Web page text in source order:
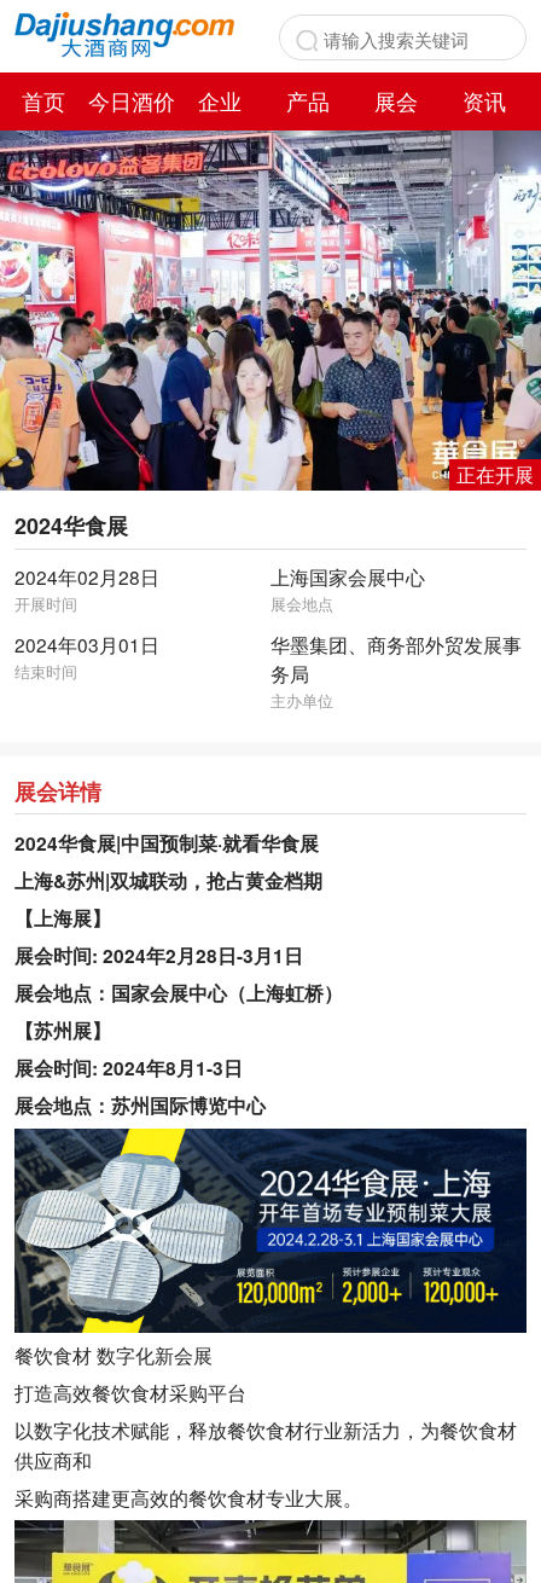
首页 今日酒价 企业 产品 展会
资讯
百科
正在开展
2024华食展
2024年02月28日
开展时间
上海国家会展中心
展会地点
2024年03月01日
结束时间
华墨集团、商务部外贸发展事
务局
主办单位
展会详情
2024华食展|中国预制菜·就看华食展
上海&苏州|双城联动，抢占黄金档期
【上海展】
展会时间: 2024年2月28日-3月1日
展会地点：国家会展中心（上海虹桥）
【苏州展】
展会时间: 2024年8月1-3日
展会地点：苏州国际博览中心
餐饮食材 数字化新会展
打造高效餐饮食材采购平台
以数字化技术赋能，释放餐饮食材行业新活力，为餐饮食材
供应商和
采购商搭建更高效的餐饮食材专业大展。